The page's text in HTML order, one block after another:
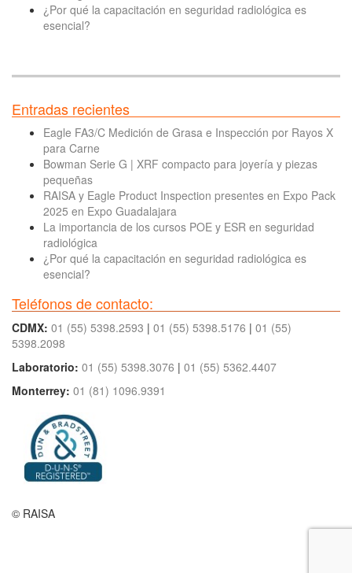
¿Por qué la capacitación en seguridad radiológica es
esencial?
Entradas recientes
Eagle FA3/C Medición de Grasa e Inspección por Rayos X
para Carne
Bowman Serie G | XRF compacto para joyería y piezas
pequeñas
RAISA y Eagle Product Inspection presentes en Expo Pack
2025 en Expo Guadalajara
La importancia de los cursos POE y ESR en seguridad
radiológica
¿Por qué la capacitación en seguridad radiológica es
esencial?
Teléfonos de contacto:
CDMX: 01 (55) 5398.2593 | 01 (55) 5398.5176 | 01 (55)
5398.2098
Laboratorio: 01 (55) 5398.3076 | 01 (55) 5362.4407
Monterrey: 01 (81) 1096.9391
© RAISA